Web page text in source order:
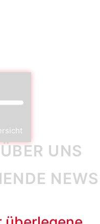
UNS
NEWS